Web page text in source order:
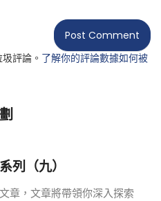
評論。 了解你的評論數據如何被
列（九）
章，文章將帶領你深入探索